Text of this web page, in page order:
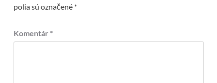
polia sú označené *
Komentár *